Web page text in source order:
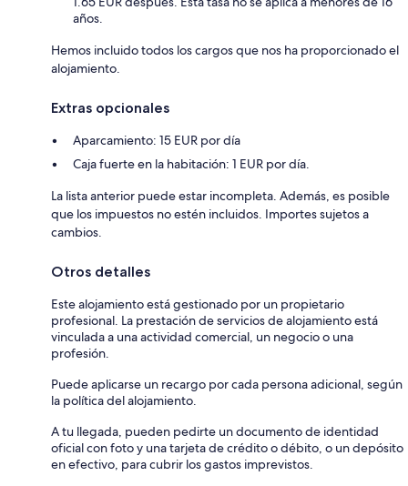
años.
Hemos incluido todos los cargos que nos ha proporcionado el
alojamiento.
Extras opcionales
Aparcamiento: 15 EUR por día
Caja fuerte en la habitación: 1 EUR por día.
La lista anterior puede estar incompleta. Además, es posible
que los impuestos no estén incluidos. Importes sujetos a
cambios.
Otros detalles
Este alojamiento está gestionado por un propietario
profesional. La prestación de servicios de alojamiento está
vinculada a una actividad comercial, un negocio o una
profesión.
Puede aplicarse un recargo por cada persona adicional, según
la política del alojamiento.
A tu llegada, pueden pedirte un documento de identidad
oficial con foto y una tarjeta de crédito o débito, o un depósito
en efectivo, para cubrir los gastos imprevistos.